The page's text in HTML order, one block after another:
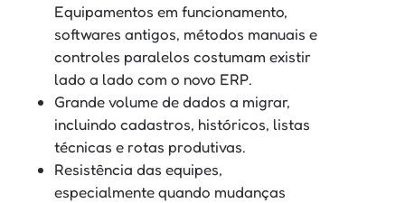
Equipamentos em funcionamento,
softwares antigos, métodos manuais e
controles paralelos costumam existir
lado a lado com o novo ERP.
Grande volume de dados a migrar,
incluindo cadastros, históricos, listas
técnicas e rotas produtivas.
Resistência das equipes,
especialmente quando mudanças